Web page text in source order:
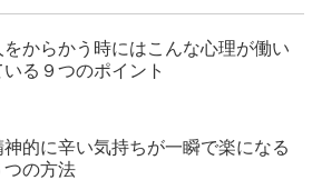
をからかう時にはこんな心理が働い
いる９つのポイント
神的に辛い気持ちが一瞬で楽になる
つの方法